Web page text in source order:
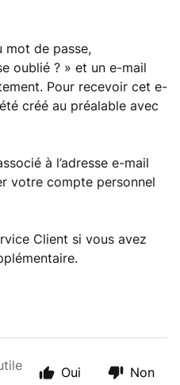
mot de passe,
oublié ? » et un e-mail
Pour recevoir cet e-
créé au préalable avec
à l’adresse e-mail
votre compte personnel
Client si vous avez
Oui Non